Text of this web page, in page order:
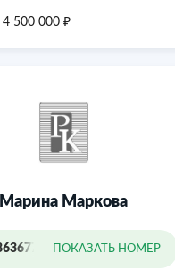
4 500 000 ₽
Марина Марковa
ПОКАЗАТЬ НОМЕР